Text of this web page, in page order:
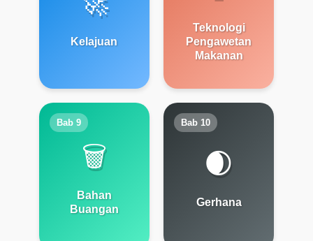
Kelajuan
Teknologi
Pengawetan
Makanan
Bab 9
🗑️
Bahan
Buangan
Bab 10
🌒
Gerhana